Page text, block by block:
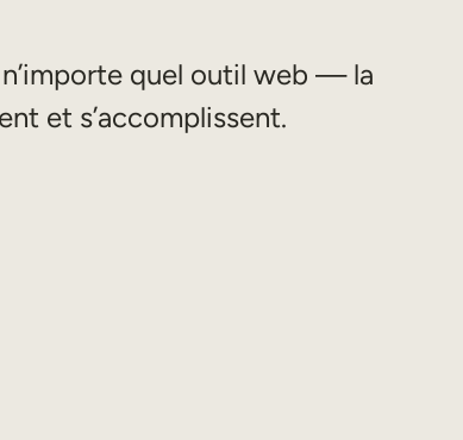
quel outil web — la
et s’accomplissent.